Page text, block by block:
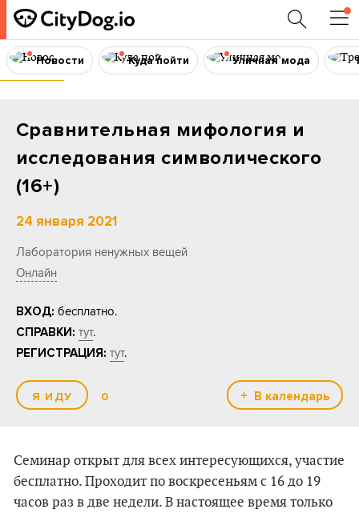
Новости Куда пойти Уличная мода
Воркшоп
Сравнительная мифология и
исследования символического
(16+)
24 января 2021
Лаборатория ненужных вещей
Онлайн
ВХОД: бесплатно.
СПРАВКИ: тут.
РЕГИСТРАЦИЯ: тут.
0 + В календарь
Семинар открыт для всех интересующихся, участие
бесплатно. Проходит по воскресеньям с 16 до 19
часов раз в две недели. В настоящее время только